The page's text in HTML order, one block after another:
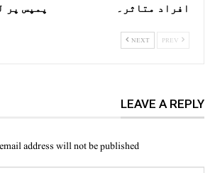
افراد متاثر۔
پمپس پر
NEXT
LEAVE A REPLY
address will not be published.